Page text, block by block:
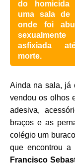
do homicida
uma sala de
onde foi
asfixiada
morte.
Ainda na sala, já
vendou os olhos
adesiva,
braços e as
colégio um
que encontrou
Francisco